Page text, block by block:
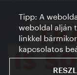
Tipp: A
weboldal alján
linkkel
kapcsolatos